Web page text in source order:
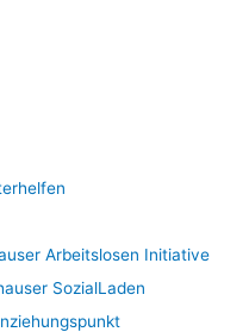
Arbeitslosen Initiative
SozialLaden